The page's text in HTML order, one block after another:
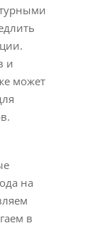
и
может
на
в